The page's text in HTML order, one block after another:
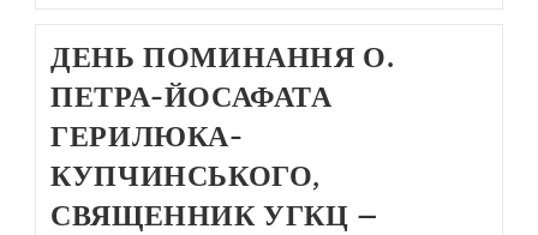
ДЕНЬ ПОМИНАННЯ О.
ПЕТРА-ЙОСАФАТА
ГЕРИЛЮКА-
КУПЧИНСЬКОГО,
СВЯЩЕННИК УГКЦ –